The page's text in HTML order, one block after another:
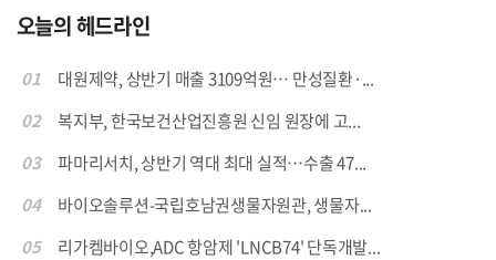
오늘의 헤드라인
01
대원제약, 상반기 매출 3109억원… 만성질환·...
02
복지부, 한국보건산업진흥원 신임 원장에 고...
03
파마리서치, 상반기 역대 최대 실적…수출 47...
04
바이오솔루션-국립호남권생물자원관, 생물자...
05
리가켐바이오,ADC 항암제 'LNCB74' 단독개발...